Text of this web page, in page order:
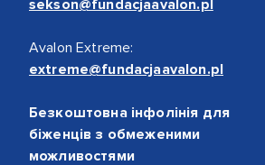
sekson@fundacjaavalon.pl
Avalon Extreme:
extreme@fundacjaavalon.pl
Безкоштовна інфолінія для
біженців з обмеженими
можливостями